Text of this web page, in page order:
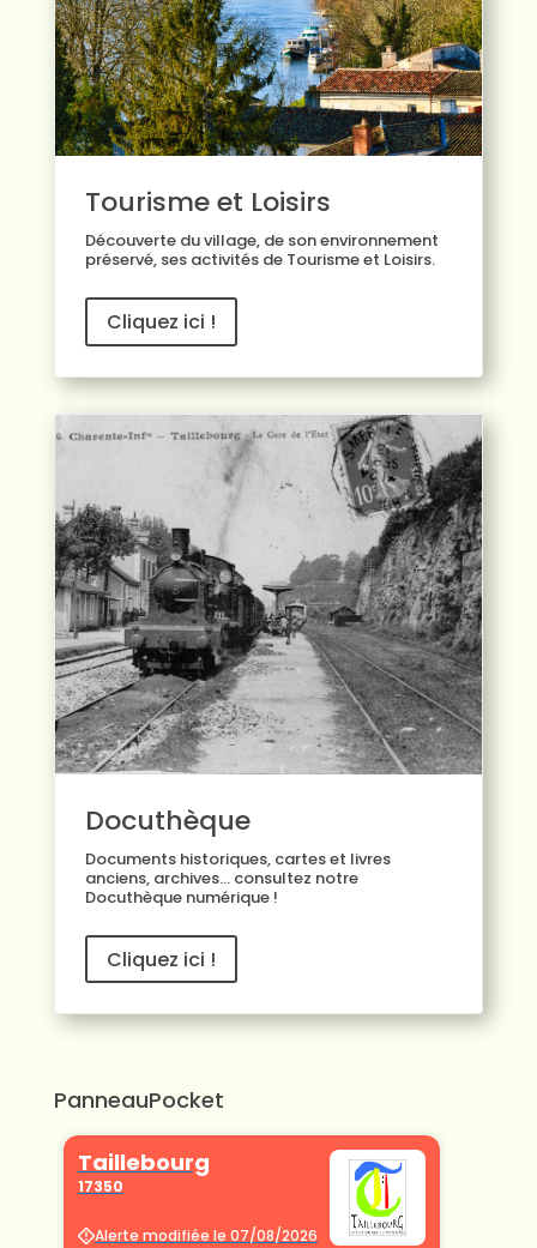
Tourisme et Loisirs
Découverte du village, de son environnement
préservé, ses activités de Tourisme et Loisirs.
Cliquez ici !
Docuthèque
Documents historiques, cartes et livres
anciens, archives… consultez notre
Docuthèque numérique!
Cliquez ici !
PanneauPocket